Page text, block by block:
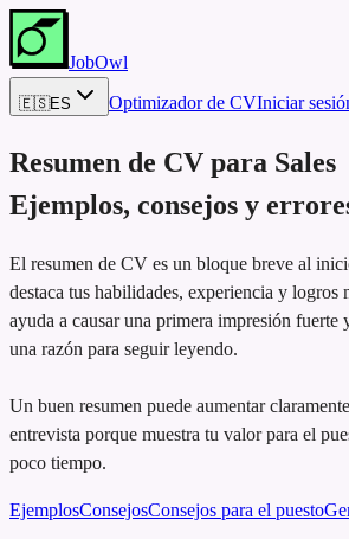
JobOwl
🇪🇸ES Optimizador de CVIniciar
Resumen de CV para Sales
Ejemplos, consejos y
El resumen de CV es un bloque breve al
destaca tus habilidades, experiencia y logros
ayuda a causar una primera impresión fuerte
una razón para seguir leyendo.
Un buen resumen puede aumentar
entrevista porque muestra tu valor para el
poco tiempo.
EjemplosConsejosConsejos para el puesto